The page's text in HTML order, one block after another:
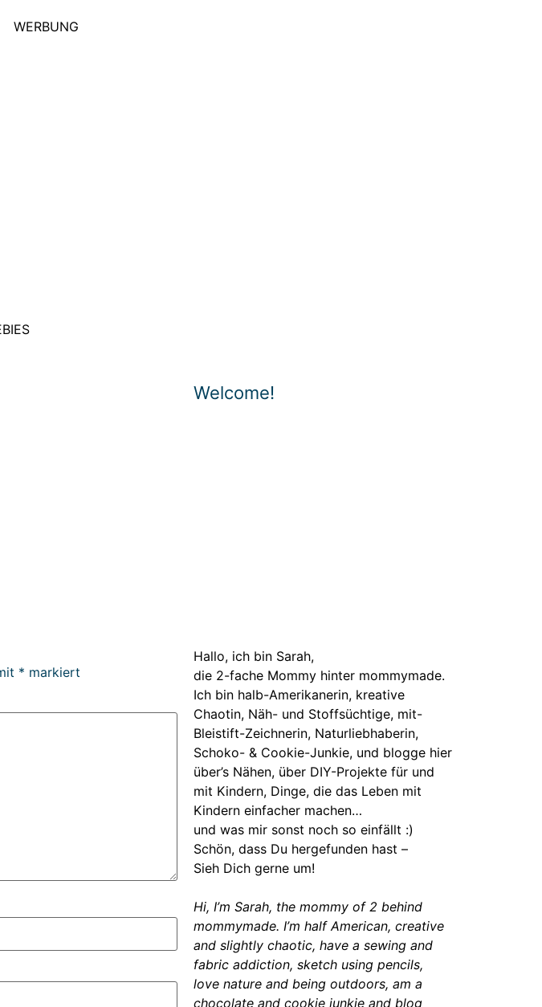
WERBUNG
Welcome!
Hallo, ich bin Sarah,
die 2-fache Mommy hinter mommymade.
Ich bin halb-Amerikanerin, kreative
Chaotin, Näh- und Stoffsüchtige, mit-
Bleistift-Zeichnerin, Naturliebhaberin,
Schoko- & Cookie-Junkie, und blogge hier
über’s Nähen, über DIY-Projekte für und
mit Kindern, Dinge, die das Leben mit
Kindern einfacher machen…
und was mir sonst noch so einfällt :)
Schön, dass Du hergefunden hast –
Sieh Dich gerne um!
Hi, I’m Sarah, the mommy of 2 behind
mommymade. I’m half American, creative
and slightly chaotic, have a sewing and
fabric addiction, sketch using pencils,
love nature and being outdoors, am a
chocolate and cookie junkie and blog
* markiert